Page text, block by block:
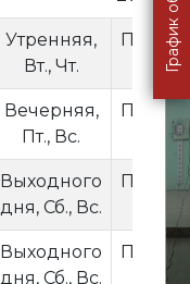
Утренняя,
Вт., Чт.
Вечерняя,
Пт., Вс.
Выходного
дня, Сб., Вс.
Выходного
дня, Сб., Вс.